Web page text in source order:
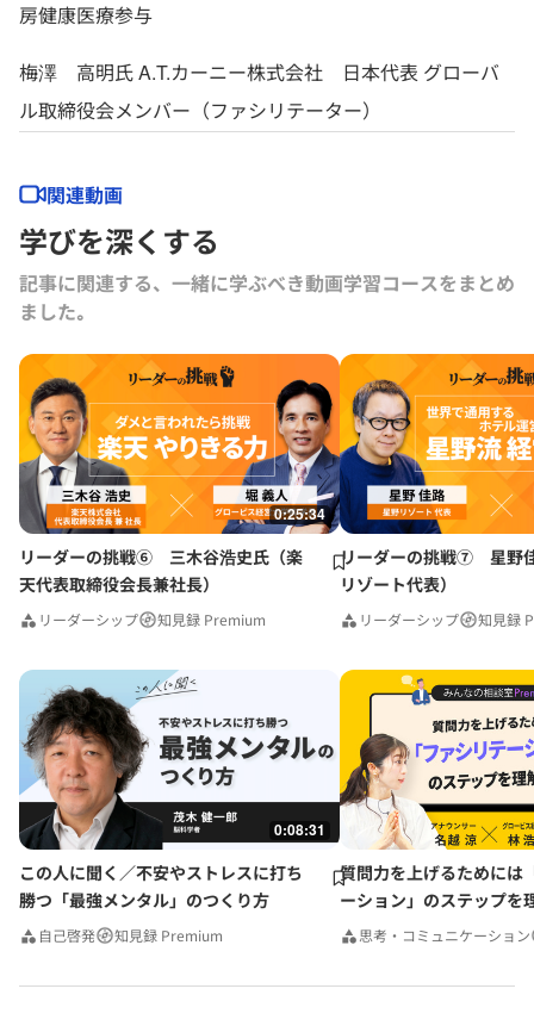
房健康医療参与
梅澤 高明氏 A.T.カーニー株式会社 日本代表 グローバ
ル取締役会メンバー（ファシリテーター）
関連動画
学びを深くする
記事に関連する、一緒に学ぶべき動画学習コースをまとめ
ました｡
0:25:34
リーダーの挑戦⑥ 三木谷浩史氏（楽
天代表取締役会長兼社長）
リーダーシップ 知見録 Premium
リーダーの挑戦⑦ 星野
リゾート代表）
リーダーシップ 知見録
0:08:31
この人に聞く／不安やストレスに打ち
勝つ「最強メンタル」のつくり方
自己啓発 知見録 Premium
質問力を上げるためには
ーション」のステップを
みんなの相談室Premium
思考・コミュニケーション